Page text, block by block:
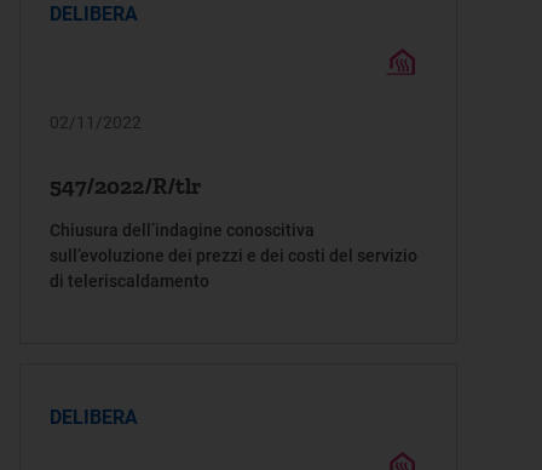
DELIBERA
02/11/2022
547/2022/R/tlr
Chiusura dell’indagine conoscitiva
sull’evoluzione dei prezzi e dei costi del servizio
di teleriscaldamento
DELIBERA